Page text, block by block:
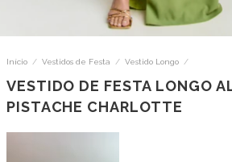
Início / Vestidos de Festa / Vestido Longo /
VESTIDO DE FESTA LONGO
PISTACHE CHARLOTTE